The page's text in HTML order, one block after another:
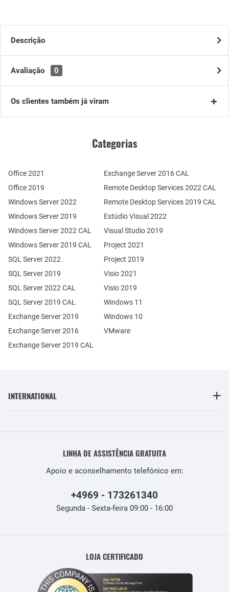
Descrição
Avaliação 0
Os clientes também já viram
Categorias
Office 2021
Office 2019
Windows Server 2022
Windows Server 2019
Exchange Server 2019
Exchange Server 2016
SQL Server 2022
SQL Server 2019
Windows Server 2022 CAL
Windows Server 2019 CAL
SQL Server 2022 CAL
SQL Server 2019 CAL
Remote Desktop Services 2022 CAL
Remote Desktop Services 2019 CAL
Exchange Server 2019 CAL
Exchange Server 2016 CAL
Estúdio Visual 2022
Visual Studio 2019
Project 2021
Project 2019
Visio 2021
Visio 2019
Windows 11
Windows 10
VMware
INTERNATIONAL
LINHA DE ASSISTÊNCIA GRATUITA
Apoio e aconselhamento telefónico em:
+4969 - 173261340
Segunda - Sexta-feira 09:00 - 16:00
LOJA CERTIFICADO